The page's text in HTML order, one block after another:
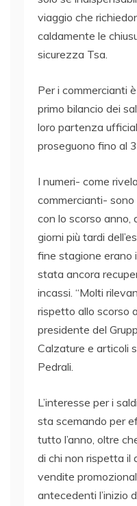
viaggio che
caldamente le
sicurezza Tsa.
Per i commercianti
primo bilancio dei
loro partenza
proseguono fino al
I numeri- come
commercianti-
con lo scorso anno,
giorni più tardi
fine stagione erano
stata ancora
incassi. “Molti
rispetto allo scorso
presidente del
Calzature e articoli
Pedrali.
L’interesse per i
sta scemando per
tutto l’anno, oltre
di chi non rispetta il
vendite
antecedenti l’inizio